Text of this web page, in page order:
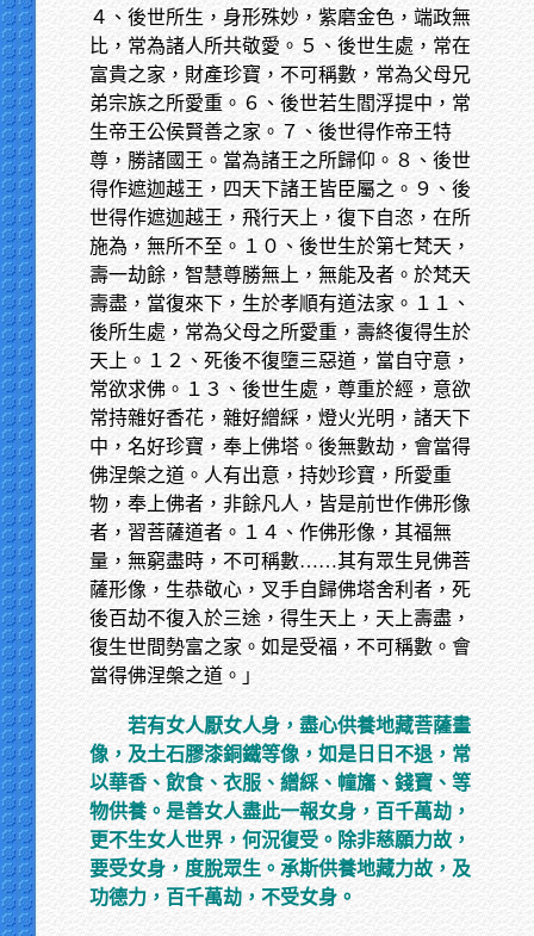
４、後世所生，身形殊妙，紫磨金色，端政無
比，常為諸人所共敬愛。５、後世生處，常在
富貴之家，財產珍寶，不可稱數，常為父母兄
弟宗族之所愛重。６、後世若生閻浮提中，常
生帝王公侯賢善之家。７、後世得作帝王特
尊，勝諸國王。當為諸王之所歸仰。８、後世
得作遮迦越王，四天下諸王皆臣屬之。９、後
世得作遮迦越王，飛行天上，復下自恣，在所
施為，無所不至。１０、後世生於第七梵天，
壽一劫餘，智慧尊勝無上，無能及者。於梵天
壽盡，當復來下，生於孝順有道法家。１１、
後所生處，常為父母之所愛重，壽終復得生於
天上。１２、死後不復墮三惡道，當自守意，
常欲求佛。１３、後世生處，尊重於經，意欲
常持雜好香花，雜好繒綵，燈火光明，諸天下
中，名好珍寶，奉上佛塔。後無數劫，會當得
佛涅槃之道。人有出意，持妙珍寶，所愛重
物，奉上佛者，非餘凡人，皆是前世作佛形像
者，習菩薩道者。１４、作佛形像，其福無
量，無窮盡時，不可稱數……其有眾生見佛菩
薩形像，生恭敬心，叉手自歸佛塔舍利者，死
後百劫不復入於三途，得生天上，天上壽盡，
復生世間勢富之家。如是受福，不可稱數。會
當得佛涅槃之道。」
若有女人厭女人身，盡心供養地藏菩薩畫
像，及土石膠漆銅鐵等像，如是日日不退，常
以華香、飲食、衣服、繒綵、幢旛、錢寶、等
物供養。是善女人盡此一報女身，百千萬劫，
更不生女人世界，何況復受。除非慈願力故，
要受女身，度脫眾生。承斯供養地藏力故，及
功德力，百千萬劫，不受女身。